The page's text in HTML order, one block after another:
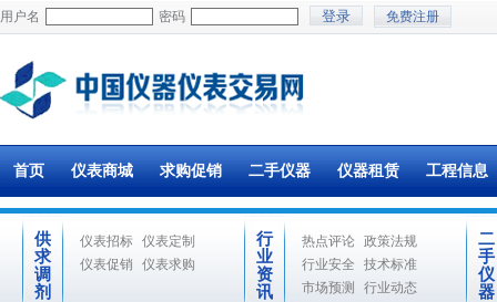
用户名 密码 免费注册
首页 仪表商城 求购促销 二手仪器 仪器租赁 工程信息
供
求
调
剂
仪表招标 仪表定制
仪表促销
仪表求购
行
业
资
讯
热点评论 政策法规
行业安全
技术标准
市场预测
行业动态
二
手
仪
器